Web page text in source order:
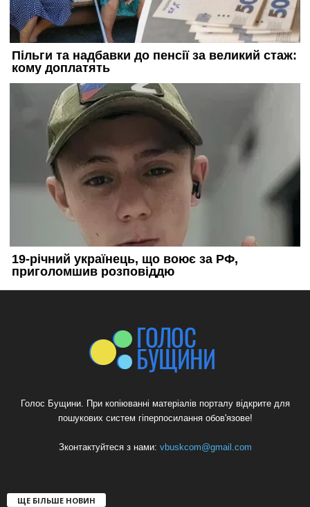
Голос Бущини. При копіюванні матеріалів порталу відкрите для
пошукових систем гіперпосилання обов'язове!
Зконтактуйтеся з нами: vbuskcom@gmail.com
ЩЕ БІЛЬШЕ НОВИН